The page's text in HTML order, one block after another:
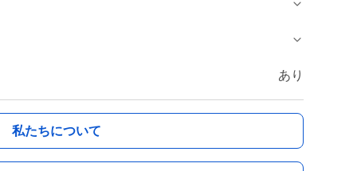
あり
私たちについて